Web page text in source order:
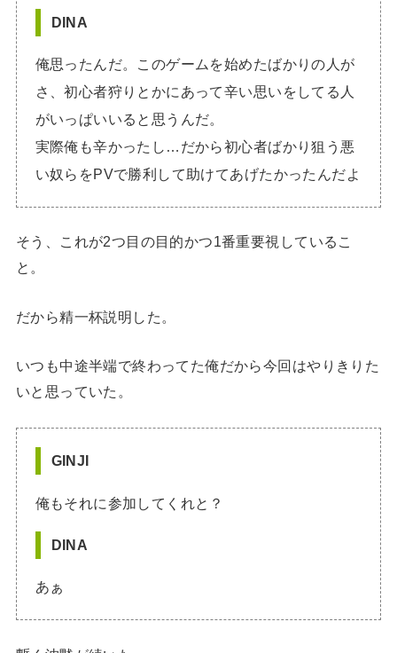
DINA
俺思ったんだ。このゲームを始めたばかりの人が
さ、初心者狩りとかにあって辛い思いをしてる人
がいっぱいいると思うんだ。
実際俺も辛かったし…だから初心者ばかり狙う悪
い奴らをPVで勝利して助けてあげたかったんだよ
そう、これが2つ目の目的かつ1番重要視しているこ
と。
だから精一杯説明した。
いつも中途半端で終わってた俺だから今回はやりきりた
いと思っていた。
GINJI
俺もそれに参加してくれと？
DINA
あぁ